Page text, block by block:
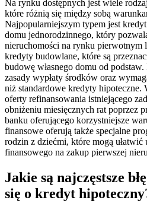
Na rynku dostępnych jest wiele
które różnią się między sobą
Najpopularniejszym typem jest
domu jednorodzinnego, który
nieruchomości na rynku
kredyty budowlane, które są
budowę własnego domu od
zasady wypłaty środków oraz
niż standardowe kredyty hipoteczne.
oferty refinansowania istniejącego
obniżeniu miesięcznych rat poprzez
banku oferującego korzystniejsze
finansowe oferują także specjalne
rodzin z dziećmi, które mogą ułatwić
finansowego na zakup pierwszej
Jakie są najczęstsze
się o kredyt